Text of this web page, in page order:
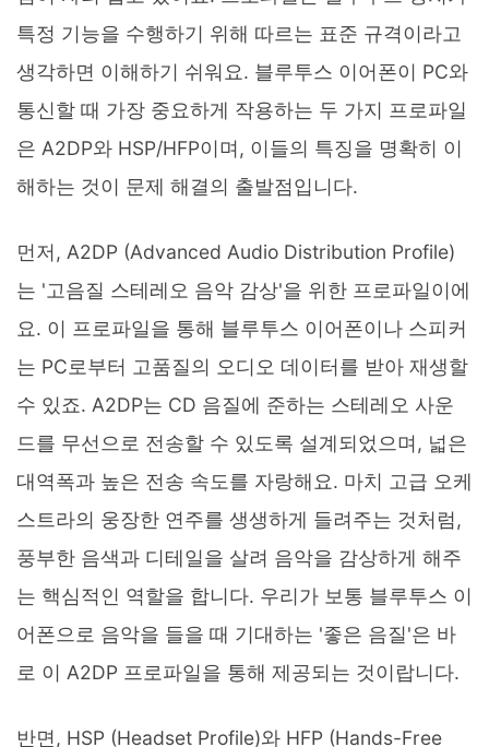
특정 기능을 수행하기 위해 따르는 표준 규격이라고
생각하면 이해하기 쉬워요. 블루투스 이어폰이 PC와
통신할 때 가장 중요하게 작용하는 두 가지 프로파일
은 A2DP와 HSP/HFP이며, 이들의 특징을 명확히 이
해하는 것이 문제 해결의 출발점입니다.
먼저, A2DP (Advanced Audio Distribution Profile)
는 '고음질 스테레오 음악 감상'을 위한 프로파일이에
요. 이 프로파일을 통해 블루투스 이어폰이나 스피커
는 PC로부터 고품질의 오디오 데이터를 받아 재생할
수 있죠. A2DP는 CD 음질에 준하는 스테레오 사운
드를 무선으로 전송할 수 있도록 설계되었으며, 넓은
대역폭과 높은 전송 속도를 자랑해요. 마치 고급 오케
스트라의 웅장한 연주를 생생하게 들려주는 것처럼,
풍부한 음색과 디테일을 살려 음악을 감상하게 해주
는 핵심적인 역할을 합니다. 우리가 보통 블루투스 이
어폰으로 음악을 들을 때 기대하는 '좋은 음질'은 바
로 이 A2DP 프로파일을 통해 제공되는 것이랍니다.
반면, HSP (Headset Profile)와 HFP (Hands-Free